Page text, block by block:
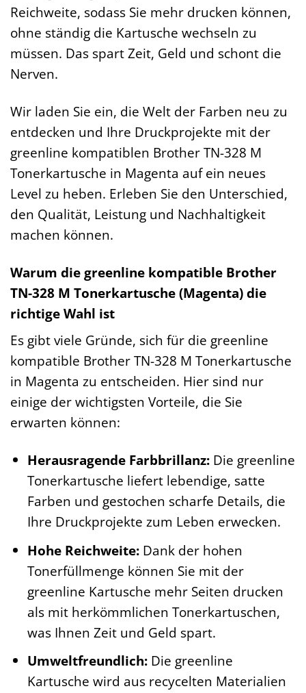
Reichweite, sodass Sie mehr drucken können,
ohne ständig die Kartusche wechseln zu
müssen. Das spart Zeit, Geld und schont die
Nerven.
Wir laden Sie ein, die Welt der Farben neu zu
entdecken und Ihre Druckprojekte mit der
greenline kompatiblen Brother TN-328 M
Tonerkartusche in Magenta auf ein neues
Level zu heben. Erleben Sie den Unterschied,
den Qualität, Leistung und Nachhaltigkeit
machen können.
Warum die greenline kompatible Brother
TN-328 M Tonerkartusche (Magenta) die
richtige Wahl ist
Es gibt viele Gründe, sich für die greenline
kompatible Brother TN-328 M Tonerkartusche
in Magenta zu entscheiden. Hier sind nur
einige der wichtigsten Vorteile, die Sie
erwarten können:
Herausragende Farbbrillanz:Die greenline
Tonerkartusche liefert lebendige, satte
Farben und gestochen scharfe Details, die
Ihre Druckprojekte zum Leben erwecken.
Hohe Reichweite:Dank der hohen
Tonerfüllmenge können Sie mit der
greenline Kartusche mehr Seiten drucken
als mit herkömmlichen Tonerkartuschen,
was Ihnen Zeit und Geld spart.
Umweltfreundlich:Die greenline
Kartusche wird aus recycelten Materialien